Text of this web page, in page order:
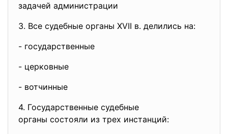
задачей администрации
3. Все судебные органы XVII в. делились на:
- государственные
- церковные
- вотчинные
4. Государственные судебные
органы состояли из трех инстанций: